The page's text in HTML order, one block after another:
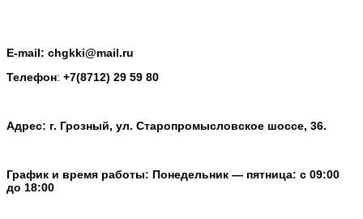
E-mail: chgkki@mail.ru
Телефон: +7(8712) 29 59 80
Адрес: г. Грозный, ул. Старопромысловское шоссе, 36.
График и время работы: Понедельник — пятница: с 09:00
до 18:00